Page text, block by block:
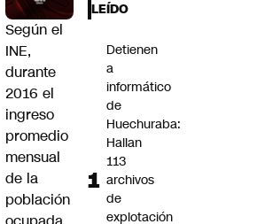
Según el
INE,
durante
2016 el
ingreso
promedio
mensual
de la
población
LEÍDO
Detienen
a
informático
de
Huechuraba:
Hallan
113
archivos
de
explotación